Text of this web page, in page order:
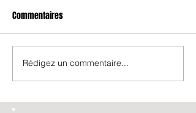
Commentaires
Rédigez un commentaire...